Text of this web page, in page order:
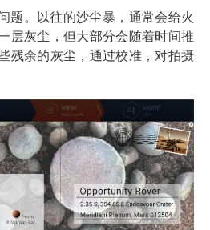
题。以往的沙尘暴，通常会给火
层灰尘，但大部分会随着时间推
残余的灰尘，通过校准，对拍摄